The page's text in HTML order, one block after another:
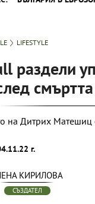
LIFESTYLE
раздели
на Дитрих Матешиц
г.
КИРИЛОВА
СЪЗДАТЕЛ